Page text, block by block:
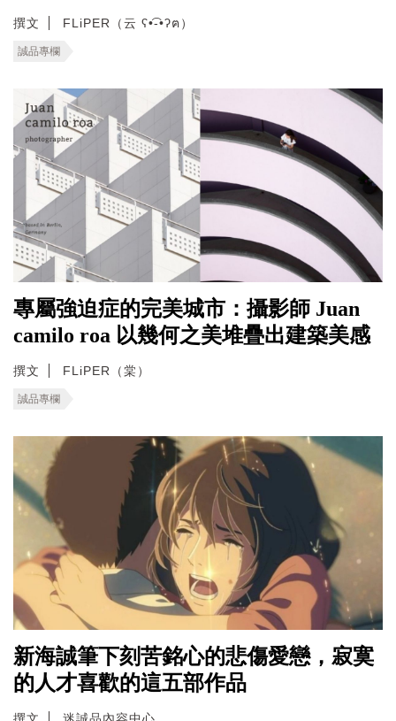
撰文 FLiPER（云 ʕ•͡-•ʔฅ）
誠品專欄
專屬強迫症的完美城市：攝影師 Juan
camilo roa 以幾何之美堆疊出建築美感
撰文 FLiPER（棠）
誠品專欄
新海誠筆下刻苦銘心的悲傷愛戀，寂寞
的人才喜歡的這五部作品
撰文 迷誠品內容中心